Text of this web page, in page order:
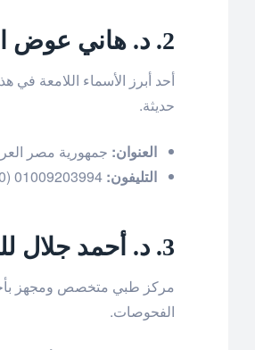
2. د. هاني عوض الله
أحد أبرز الأسماء اللامعة
حديثة.
العنوان: جمهورية مصر
التليفون:
3. د. أحمد جلال للمناظير
مركز طبي متخصص ومجهز
الفحوصات.